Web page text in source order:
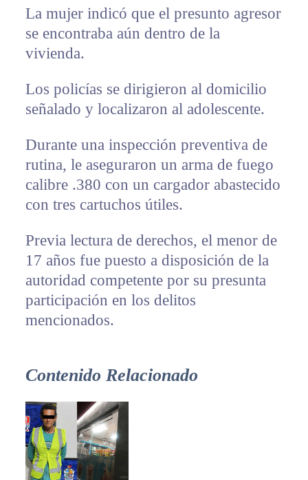
La mujer indicó que el presunto agresor
se encontraba aún dentro de la
vivienda.
Los policías se dirigieron al domicilio
señalado y localizaron al adolescente.
Durante una inspección preventiva de
rutina, le aseguraron un arma de fuego
calibre .380 con un cargador abastecido
con tres cartuchos útiles.
Previa lectura de derechos, el menor de
17 años fue puesto a disposición de la
autoridad competente por su presunta
participación en los delitos
mencionados.
Contenido Relacionado